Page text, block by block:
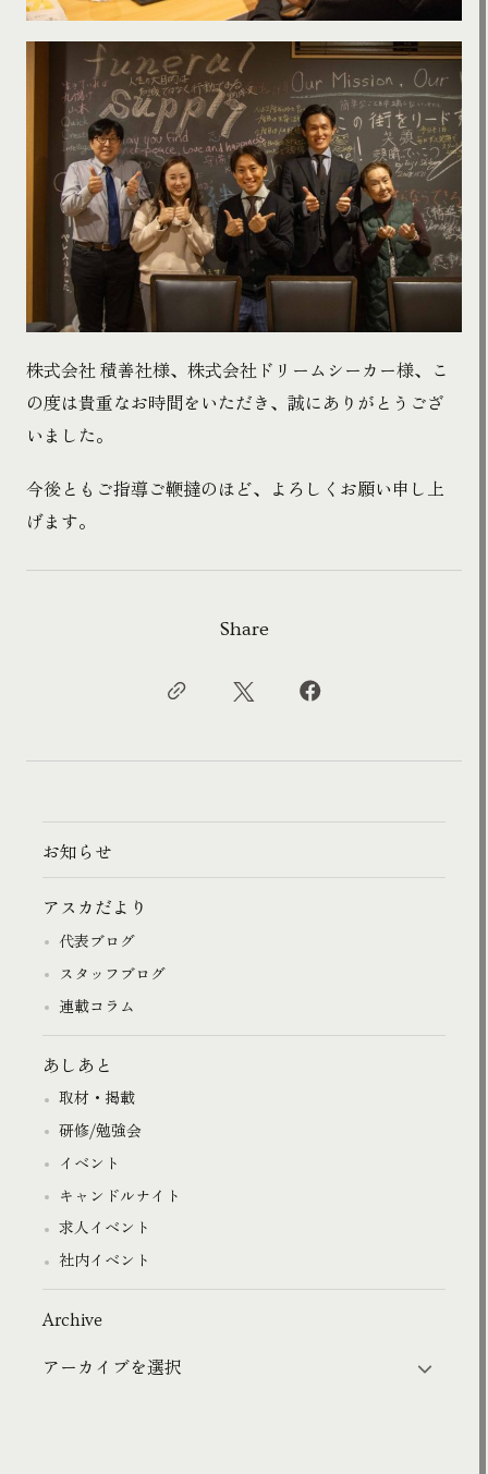
株式会社 積善社様、株式会社ドリームシーカー様、こ
の度は貴重なお時間をいただき、誠にありがとうござ
いました。
今後ともご指導ご鞭撻のほど、よろしくお願い申し上
げます。
Share
お知らせ
アスカだより
代表ブログ
スタッフブログ
連載コラム
あしあと
取材・掲載
研修/勉強会
イベント
キャンドルナイト
求人イベント
社内イベント
Archive